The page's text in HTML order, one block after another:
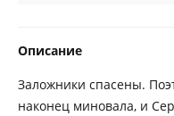
Описание
Заложники спасены.
наконец миновала, и